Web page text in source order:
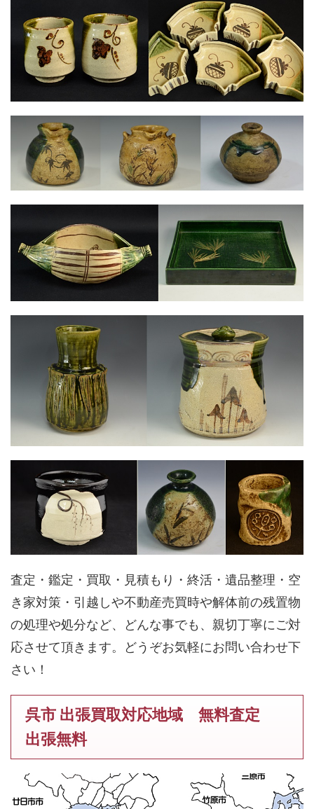
査定・鑑定・買取・見積もり・終活・遺品整理・空
き家対策・引越しや不動産売買時や解体前の残置物
の処理や処分など、どんな事でも、親切丁寧にご対
応させて頂きます。どうぞお気軽にお問い合わせ下
さい！
呉市 出張買取対応地域 無料査定
出張無料